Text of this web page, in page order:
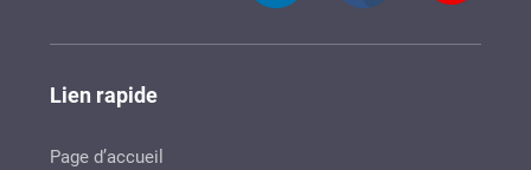
Lien rapide
Page d’accueil